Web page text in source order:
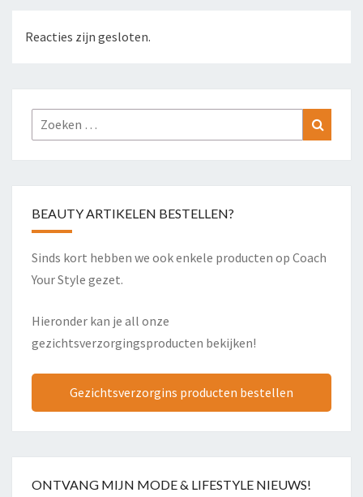
Reacties zijn gesloten.
Zoeken
naar:
BEAUTY ARTIKELEN BESTELLEN?
Sinds kort hebben we ook enkele producten op Coach
Your Style gezet.
Hieronder kan je all onze
gezichtsverzorgingsproducten bekijken!
Gezichtsverzorgins producten bestellen
ONTVANG MIJN MODE & LIFESTYLE NIEUWS!